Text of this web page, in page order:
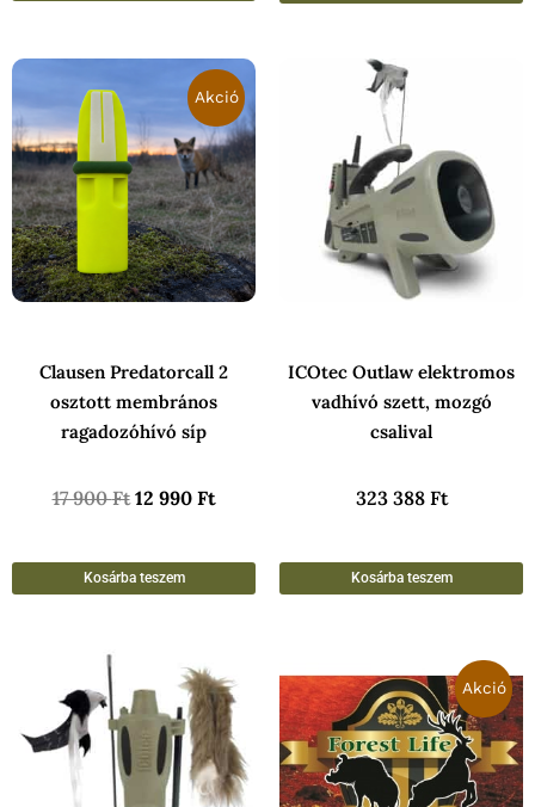
Akció
Clausen Predatorcall 2
osztott membrános
ragadozóhívó síp
17 900Ft
Original
17
900 Ft.
12 990 Ft
Current
price
is:
12
990 Ft.
Kosárba teszem
ICOtec Outlaw elektromos
vadhívó szett, mozgó
csalival
323 388 Ft
Kosárba teszem
Akció
Original
price
was:
7
188 Ft.
price
4
308 Ft.